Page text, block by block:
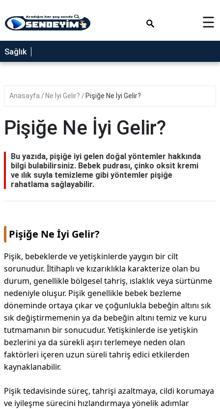
SAĞLIK
NEDİR
YEMEK
RÜYA
TABİRLERİ
GEZİLECEK
YERLER
BLOG
☰
Sağlık
Anasayfa Ne İyi Gelir? Pişiğe Ne İyi Gelir?
Pişiğe Ne İyi Gelir?
Bu yazıda, pişiğe iyi gelen doğal yöntemler hakkında
bilgi bulabilirsiniz. Bebek pudrası, çinko oksit kremi
ve ılık suyla temizleme gibi yöntemler pişiğe
rahatlama sağlayabilir.
Pişiğe Ne İyi Gelir?
Pişik, bebeklerde ve yetişkinlerde yaygın bir cilt
sorunudur. İltihaplı ve kızarıklıkla karakterize olan bu
durum, genellikle bölgesel tahriş, ıslaklık veya sürtünme
nedeniyle oluşur. Pişik genellikle bebek bezleme
döneminde ortaya çıkar ve çoğunlukla bebeğin altını sık
sık değiştirmemenin ya da bebeğin altını temiz ve kuru
tutmamanın bir sonucudur. Yetişkinlerde ise yetişkin
bezlerini ya da sürekli aşırı terlemeye neden olan
faktörleri içeren uzun süreli tahriş edici etkilerden
kaynaklanabilir.
Pişik tedavisinde süreç, tahrişi azaltmaya, cildi korumaya
ve iyileşme sürecini hızlandırmaya yönelik adımlar